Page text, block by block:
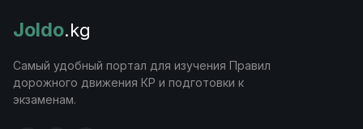
Joldo.kg
Самый удобный портал для изучения Правил
дорожного движения КР и подготовки к
экзаменам.